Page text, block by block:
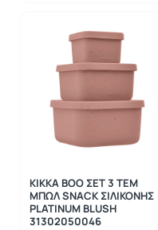
KIKKA BOO ΣΕΤ 3 ΤΕΜ
ΜΠΩΛ SNACK ΣΙΛΙΚΟΝΗΣ
PLATINUM BLUSH
31302050046